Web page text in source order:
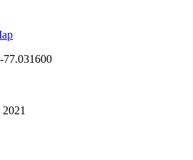
-77.031600